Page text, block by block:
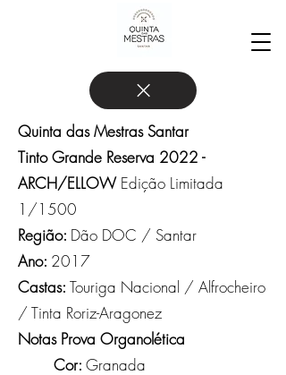
Quinta das Mestras Santar
Tinto Grande Reserva 2022 -
ARCH/ELLOWEdição Limitada
1/1500
Região: Dão DOC / Santar
Ano: 2017
Castas: Touriga Nacional / Alfrocheiro
/ Tinta Roriz-Aragonez
Notas Prova Organolética
Cor: Granada